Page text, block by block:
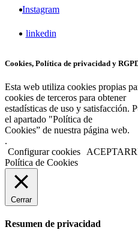
Instagram
linkedin
Cookies, Política de privacidad y
Esta web utiliza cookies propias
cookies de terceros para obtener
estadísticas de uso y satisfacción.
el apartado "Política de
Cookies” de nuestra página web.
.
Configurar cookies
ACEPTAR
Política de Cookies
Cerrar
Resumen de privacidad